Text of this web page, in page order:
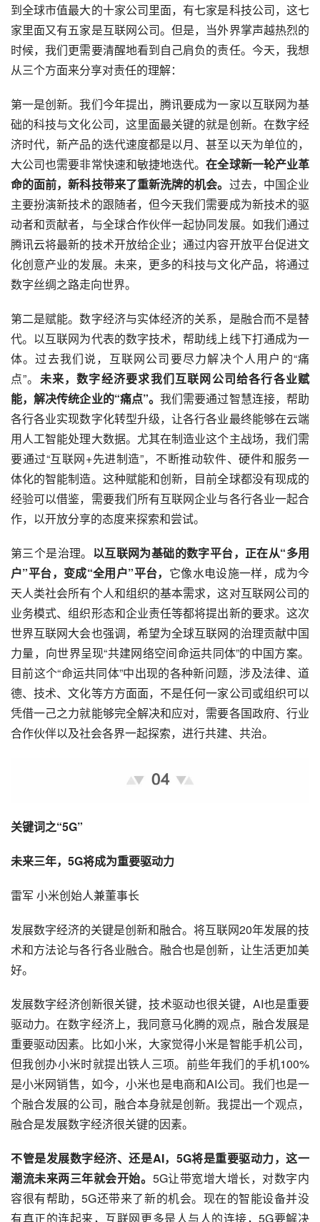
到全球市值最大的十家公司里面，有七家是科技公司，这七
家里面又有五家是互联网公司。但是，当外界掌声越热烈的
时候，我们更需要清醒地看到自己肩负的责任。今天，我想
从三个方面来分享对责任的理解：
第一是创新。我们今年提出，腾讯要成为一家以互联网为基
础的科技与文化公司，这里面最关键的就是创新。在数字经
济时代，新产品的迭代速度都是以月、甚至以天为单位的，
大公司也需要非常快速和敏捷地迭代。在全球新一轮产业革
命的面前，新科技带来了重新洗牌的机会。 过去，中国企业
主要扮演新技术的跟随者，但今天我们需要成为新技术的驱
动者和贡献者，与全球合作伙伴一起协同发展。如我们通过
腾讯云将最新的技术开放给企业；通过内容开放平台促进文
化创意产业的发展。未来，更多的科技与文化产品，将通过
数字丝绸之路走向世界。
第二是赋能。数字经济与实体经济的关系，是融合而不是替
代。以互联网为代表的数字技术，帮助线上线下打通成为一
体。过去我们说，互联网公司要尽力解决个人用户的“痛
点”。 未来，数字经济要求我们互联网公司给各行各业赋
能，解决传统企业的“痛点”。我们需要通过智慧连接，帮助
各行各业实现数字化转型升级，让各行各业最终能够在云端
用人工智能处理大数据。尤其在制造业这个主战场，我们需
要通过“互联网+先进制造”，不断推动软件、硬件和服务一
体化的智能制造。这种赋能和创新，目前全球都没有现成的
经验可以借鉴，需要我们所有互联网企业与各行各业一起合
作，以开放分享的态度来探索和尝试。
第三个是治理。 以互联网为基础的数字平台，正在从“多用
户”平台，变成“全用户”平台， 它像水电设施一样，成为今
天人类社会所有个人和组织的基本需求，这对互联网公司的
业务模式、组织形态和企业责任等都将提出新的要求。这次
世界互联网大会也强调，希望为全球互联网的治理贡献中国
力量，向世界呈现“共建网络空间命运共同体”的中国方案。
目前这个“命运共同体”中出现的各种新问题，涉及法律、道
德、技术、文化等方方面面，不是任何一家公司或组织可以
凭借一己之力就能够完全解决和应对，需要各国政府、行业
合作伙伴以及社会各界一起探索，进行共建、共治。
关键词之“5G”
未来三年，5G将成为重要驱动力
雷军 小米创始人兼董事长
发展数字经济的关键是创新和融合。将互联网20年发展的技
术和方法论与各行各业融合。融合也是创新，让生活更加美
好。
发展数字经济创新很关键，技术驱动也很关键，AI也是重要
驱动力。在数字经济上，我同意马化腾的观点，融合发展是
重要驱动因素。比如小米，大家觉得小米是智能手机公司，
但我创办小米时就提出铁人三项。前些年我们的手机100%
是小米网销售，如今，小米也是电商和AI公司。我们也是一
个融合发展的公司，融合本身就是创新。我提出一个观点，
融合是发展数字经济很关键的因素。
不管是发展数字经济、还是AI，5G将是重要驱动力，这一
潮流未来两三年就会开始。 5G让带宽增大增长，对数字内
容很有帮助，5G还带来了新的机会。现在的智能设备并没
有真正的连起来，互联网更多是人与人的连接，5G要解决